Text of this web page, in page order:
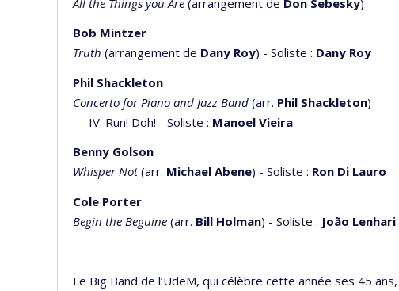
Bob Mintzer
Truth (arrangement de Dany Roy) - Soliste : Dany Roy
Phil Shackleton
Concerto for Piano and Jazz Band (arr. Phil Shackleton)
IV. Run! Doh! - Soliste : Manoel Vieira
Benny Golson
Whisper Not(arr. Michael Abene) - Soliste : Ron Di Lauro
Cole Porter
Begin the Beguine (arr. Bill Holman) - Soliste : João Lenhari
Le Big Band de l’UdeM, qui célèbre cette année ses 45